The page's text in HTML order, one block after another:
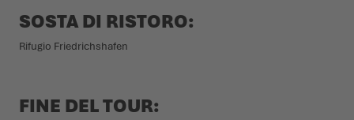
SOSTA DI RISTORO:
Rifugio Friedrichshafen
FINE DEL TOUR: